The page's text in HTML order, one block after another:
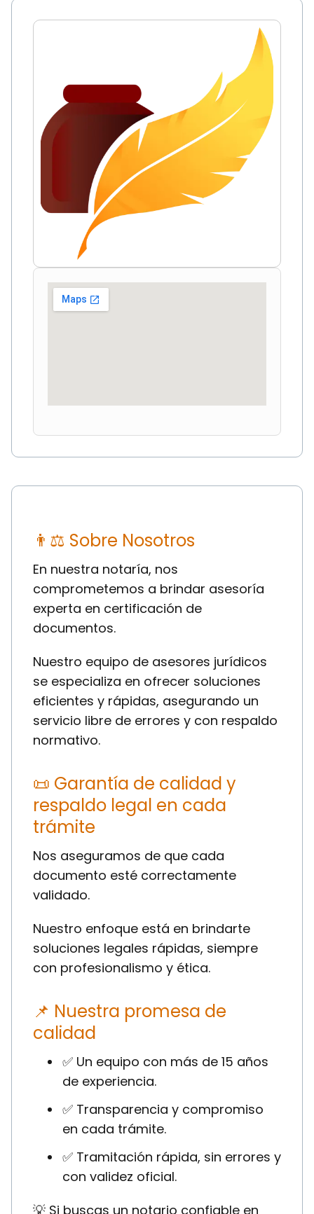
👨⚖ Sobre Nosotros
En nuestra notaría, nos
comprometemos a brindar asesoría
experta en certificación de
documentos.
Nuestro equipo de asesores jurídicos
se especializa en ofrecer soluciones
eficientes y rápidas, asegurando un
servicio libre de errores y con respaldo
normativo.
📜 Garantía de calidad y
respaldo legal en cada
trámite
Nos aseguramos de que cada
documento esté correctamente
validado.
Nuestro enfoque está en brindarte
soluciones legales rápidas, siempre
con profesionalismo y ética.
📌 Nuestra promesa de
calidad
✅ Un equipo con más de 15 años
de experiencia.
✅ Transparencia y compromiso
en cada trámite.
✅ Tramitación rápida, sin errores y
con validez oficial.
💡 Si buscas un notario confiable en